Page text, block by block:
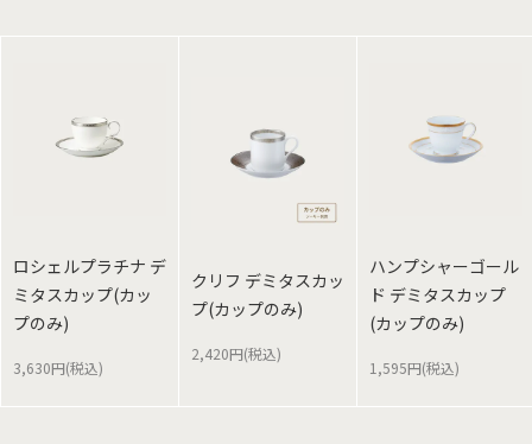
ロシェルプラチナ デ
ミタスカップ(カッ
プのみ)
3,630円(税込)
クリフ デミタスカッ
プ(カップのみ)
2,420円(税込)
ハンプシャーゴール
ド デミタスカップ
(カップのみ)
1,595円(税込)